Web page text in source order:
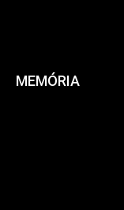
MEMÓRIA